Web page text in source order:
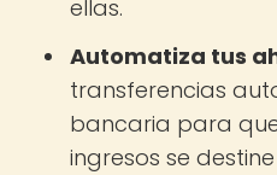
ellas.
Automatiza tus
transferencias
bancaria para
ingresos se